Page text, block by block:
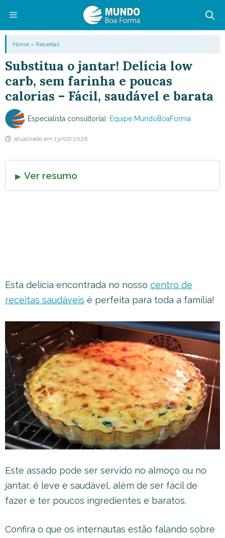
conteúdo
Menu
Home » Receitas
Substitua o jantar! Delícia low
carb, sem farinha e poucas
calorias – Fácil, saudável e barata
Especialista consultor(a): Equipe MundoBoaForma
atualizado em 13/07/2026
Ver resumo
Esta delícia encontrada no nosso centro de
receitas saudáveis é perfeita para toda a família!
Este assado pode ser servido no almoço ou no
jantar, é leve e saudável, além de ser fácil de
fazer e ter poucos ingredientes e baratos.
Confira o que os internautas estão falando sobre